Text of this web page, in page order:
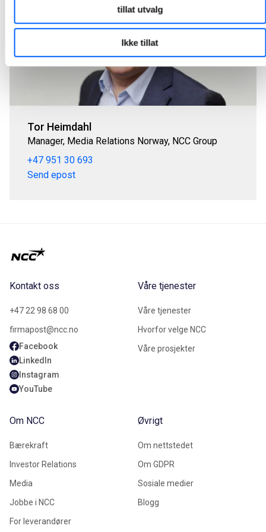
tillat utvalg
Ikke tillat
Tor Heimdahl
Manager, Media Relations Norway, NCC Group
+47 951 30 693
Send epost
Kontakt oss
+47 22 98 68 00
firmapost@ncc.no
Facebook
LinkedIn
Instagram
YouTube
Våre tjenester
Våre tjenester
Hvorfor velge NCC
Våre prosjekter
Om NCC
Bærekraft
Investor Relations
Media
Jobbe i NCC
For leverandører
Øvrigt
Om nettstedet
Om GDPR
Sosiale medier
Blogg